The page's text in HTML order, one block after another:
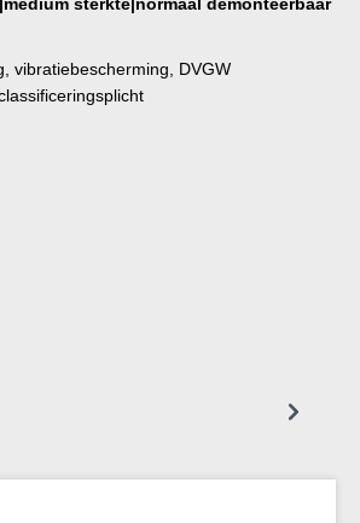
vibratiebescherming, DVGW